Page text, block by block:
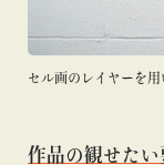
セル画のレイヤーを用
作品の観せた